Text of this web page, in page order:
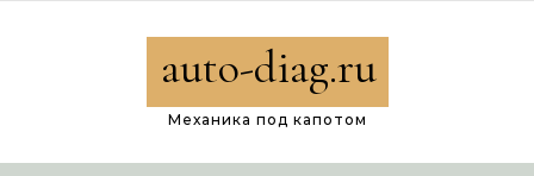
auto-diag.ru
Механика под капотом